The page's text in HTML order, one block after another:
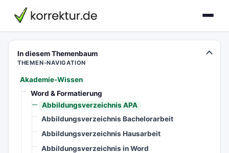
korrektur.de
In diesem Themenbaum
THEMEN-NAVIGATION
Akademie-Wissen
Word & Formatierung
Abbildungsverzeichnis APA
Abbildungsverzeichnis Bachelorarbeit
Abbildungsverzeichnis Hausarbeit
Abbildungsverzeichnis in Word